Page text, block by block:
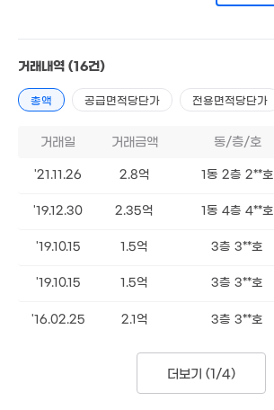
1.73억
113m²
거래내역 (16건)
총액 공급면적당단가 전용면적당단가
거래일 거래금액 동/층/호
'21.11.26 2.8억 1동 2층 2**호
'19.12.30 2.35억 1동 4층 4**호
'19.10.15 1.5억 3층 3**호
'19.10.15 1.5억 3층 3**호
'16.02.25 2.1억 3층 3**호
더보기 (1/4)